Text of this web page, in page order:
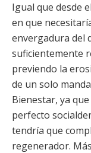
Igual que desde
en que
envergadura del
suficientemente
previendo la
de un solo
Bienestar, ya
perfecto
tendría que
regenerador.